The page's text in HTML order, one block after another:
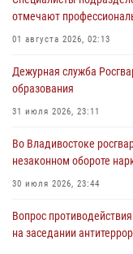
отмечают
01 августа 2026, 02:13
Дежурная служба
образования
31 июля 2026, 23:11
Во Владивостоке
незаконном обороте
30 июля 2026, 23:44
Вопрос
на заседании